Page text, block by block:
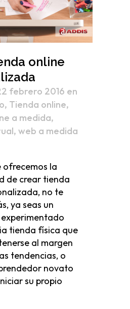
online
febrero 2016 en
, Tienda online,
a medida,
, web a medida
ofrecemos la
de crear tienda
no te
ya seas un
tienda física que
al margen
tendencias, o
novato
su propio